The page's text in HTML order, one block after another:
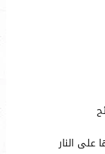
النار